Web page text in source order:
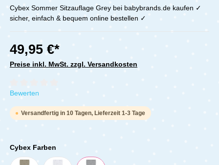
Cybex Sommer Sitzauflage Grey bei babybrands.de kaufen ✓
sicher, einfach & bequem online bestellen ✓
49,95 €*
Preise inkl. MwSt. zzgl. Versandkosten
Durchschnittliche Bewertung von 0 von 5 Sternen
Bewerten
Versandfertig in 10 Tagen, Lieferzeit 1-3 Tage
Cybex Farben